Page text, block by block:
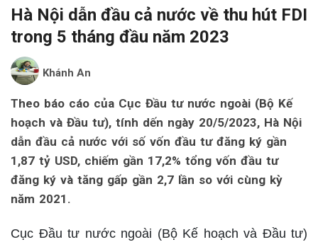
Hà Nội dẫn đầu cả nước về thu hút FDI
trong 5 tháng đầu năm 2023
Khánh An
Theo báo cáo của Cục Đầu tư nước ngoài (Bộ Kế
hoạch và Đầu tư), tính dến ngày 20/5/2023, Hà Nội
dẫn đầu cả nước với số vốn đầu tư đăng ký gần
1,87 tỷ USD, chiếm gần 17,2% tổng vốn đầu tư
đăng ký và tăng gấp gần 2,7 lần so với cùng kỳ
năm 2021.
Cục Đầu tư nước ngoài (Bộ Kế hoạch và Đầu tư)